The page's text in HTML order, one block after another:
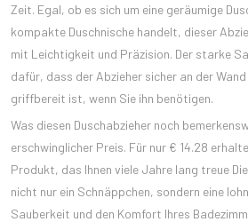
Zeit. Egal, ob es sich um eine geräumige
kompakte Duschnische handelt, dieser
mit Leichtigkeit und Präzision. Der starke
dafür, dass der Abzieher sicher an der
griffbereit ist, wenn Sie ihn benötigen.
Was diesen Duschabzieher noch
erschwinglicher Preis. Für nur € 14.28
Produkt, das Ihnen viele Jahre lang treue
nicht nur ein Schnäppchen, sondern eine
Sauberkeit und den Komfort Ihres